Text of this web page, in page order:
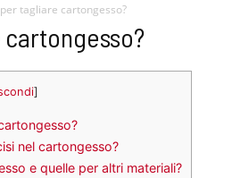
tagliare cartongesso?
]
nel cartongesso?
e quelle per altri materiali?